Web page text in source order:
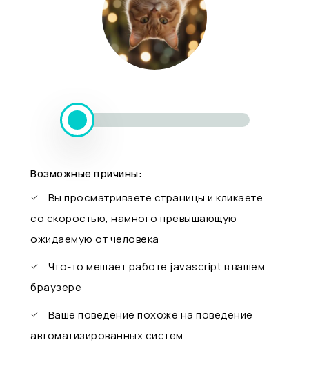
Возможные причины:
Вы просматриваете страницы и кликаете
со скоростью, намного превышающую
ожидаемую от человека
Что-то мешает работе javascript в вашем
браузере
Ваше поведение похоже на поведение
автоматизированных систем